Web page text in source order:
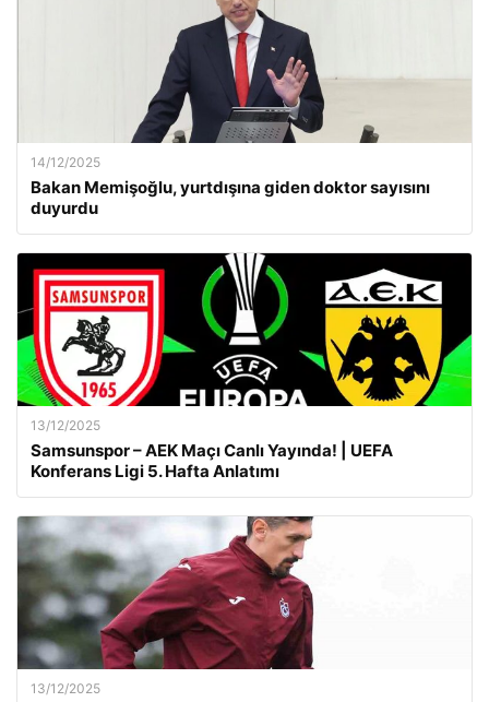
14/12/2025
Bakan Memişoğlu, yurtdışına giden doktor sayısını
duyurdu
13/12/2025
Samsunspor – AEK Maçı Canlı Yayında! | UEFA
Konferans Ligi 5. Hafta Anlatımı
13/12/2025